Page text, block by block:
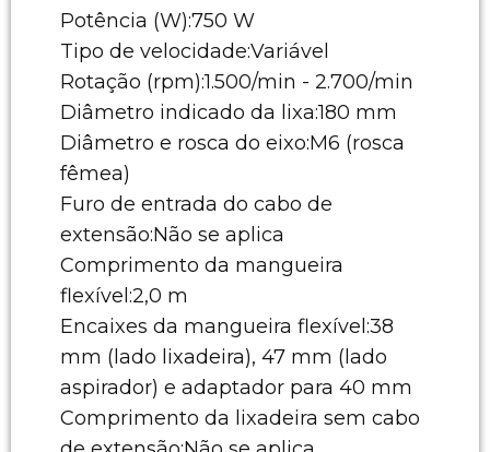
Potência (W):750 W
Tipo de velocidade:Variável
Rotação (rpm):1.500/min - 2.700/min
Diâmetro indicado da lixa:180 mm
Diâmetro e rosca do eixo:M6 (rosca
fêmea)
Furo de entrada do cabo de
extensão:Não se aplica
Comprimento da mangueira
flexível:2,0 m
Encaixes da mangueira flexível:38
mm (lado lixadeira), 47 mm (lado
aspirador) e adaptador para 40 mm
Comprimento da lixadeira sem cabo